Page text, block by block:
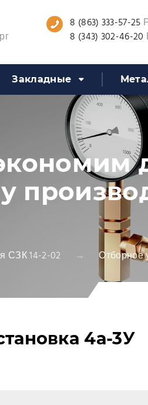
8 (863) 333-57-25
8 (343) 302-46-20
Закладные
СЗК 14-2-02
Отборное
4а-3У